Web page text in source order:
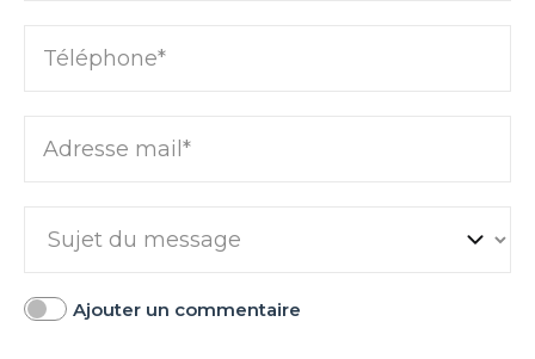
Téléphone*
Adresse mail*
Ajouter un commentaire